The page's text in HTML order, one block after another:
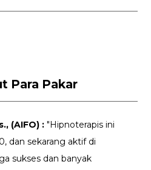
Para Pakar
(AIFO) :"Hipnoterapis ini
dan sekarang aktif di
sukses dan banyak